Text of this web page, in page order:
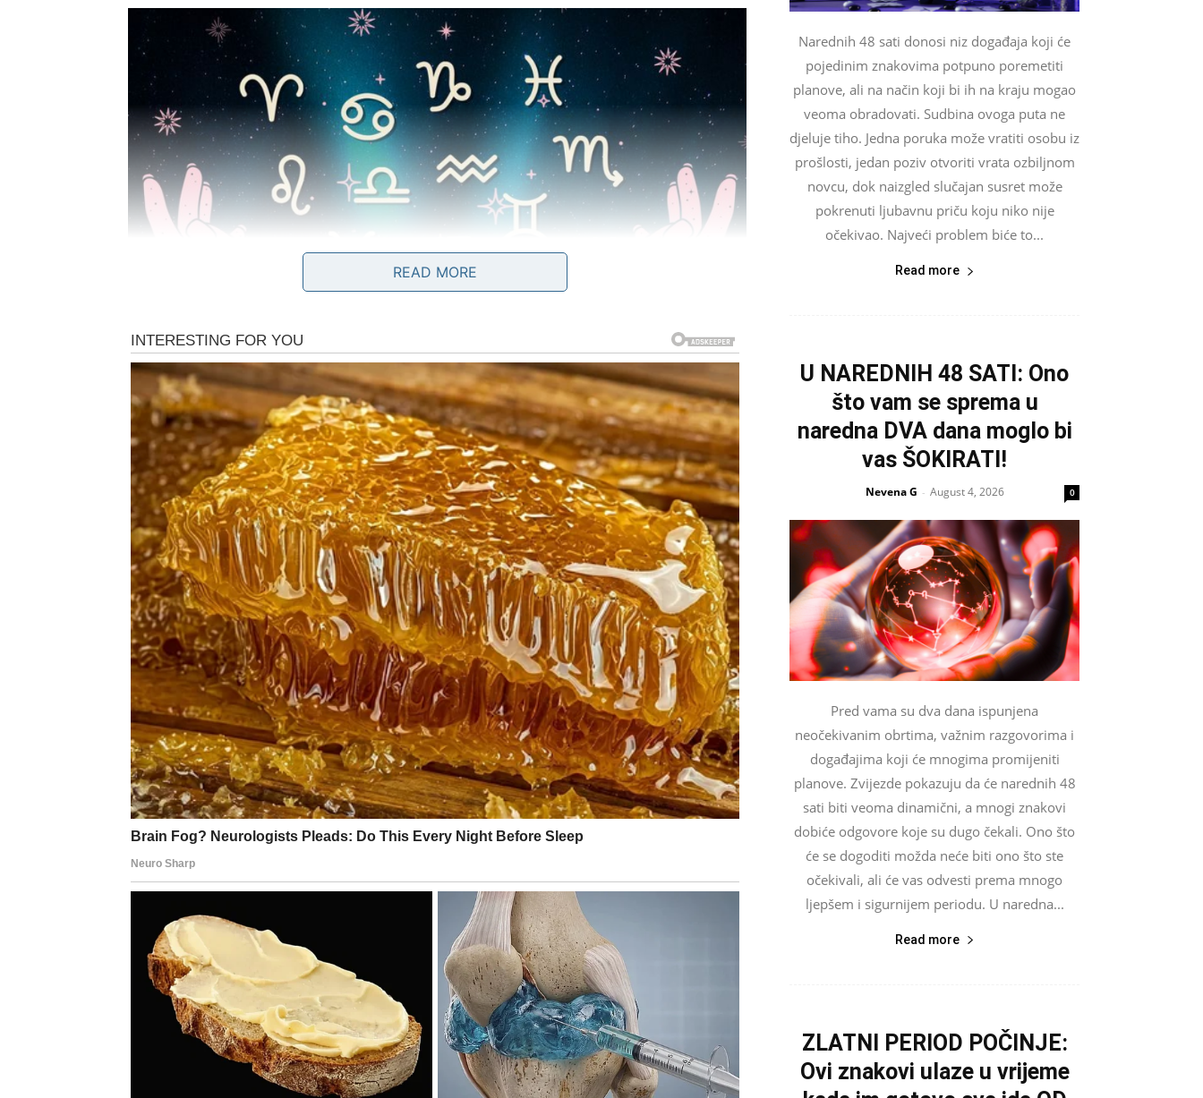
RIBE – NAPOKON DOLAZI ONO ŠTO STE ČEKALI
Ribe su znak koji sanja više od svih drugih. Njihovo srce uvijek vidi mogućnosti čak i tamo gdje ih
drugi ne primjećuju. Međutim, upravo zbog svoje osjetljive prirode često su morale prolaziti kroz
razočaranja. Mnogo puta su vjerovale ljudima koji to nisu zaslužili, mnogo puta su davale više
nego što su dobijale zauzvrat.
Ali sada dolazi vrijeme kada će se situacija promijeniti.
Zvijezde vam šalju energiju ostvarenja želja. Ono što ste dugo nosili u srcu počinje se približavati.
Za neke Ribe to će biti ljubavna sreća, za druge poslovni uspjeh, a za treće unutrašnji mir koji im je
nedostajao.
Ako ste slobodni, pred vama je period u kojem biste mogli upoznati osobu koja će probuditi
emocije kakve dugo niste osjetili. To neće biti prolazna priča nego susret koji ima potencijal da
promijeni vašu budućnost.
Za zauzete Ribe dolazi više razumijevanja i bliskosti. Partner će pokazati koliko mu značite, a
mnogi problemi koji su stvarali nesigurnost polako će ostati iza vas.
ponekad mislili da vaš trud niko ne primjećuje, ali sada dolazi trenutak kada će vaše sposobnosti
biti prepoznate.
Najvažnije je da ne odustajete od svojih snova. Sudbina vam poručuje da je vrijeme da počnete
vjerovati kako zaslužujete sreću koju priželjkujete.
VODOLIJA – OTVARAJU SE VRATA KOJA SU DUGO BILA
ZATVORENA
READ MORE
Narednih 48 sati donosi niz događaja koji će
pojedinim znakovima potpuno poremetiti
planove, ali na način koji bi ih na kraju mogao
veoma obradovati. Sudbina ovoga puta ne
djeluje tiho. Jedna poruka može vratiti osobu iz
prošlosti, jedan poziv otvoriti vrata ozbiljnom
novcu, dok naizgled slučajan susret može
pokrenuti ljubavnu priču koju niko nije
očekivao. Najveći problem biće to...
Read more
U NAREDNIH 48 SATI: Ono
što vam se sprema u
naredna DVA dana moglo bi
vas ŠOKIRATI!
Nevena G - August 4, 2026 0
Pred vama su dva dana ispunjena
neočekivanim obrtima, važnim razgovorima i
događajima koji će mnogima promijeniti
planove. Zvijezde pokazuju da će narednih 48
sati biti veoma dinamični, a mnogi znakovi
dobiće odgovore koje su dugo čekali. Ono što
će se dogoditi možda neće biti ono što ste
očekivali, ali će vas odvesti prema mnogo
ljepšem i sigurnijem periodu. U naredna...
Read more
ZLATNI PERIOD POČINJE:
Ovi znakovi ulaze u vrijeme